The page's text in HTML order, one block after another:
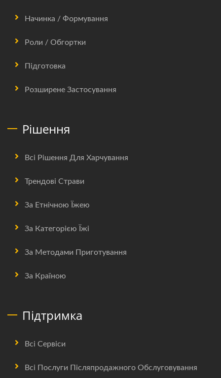
Начинка / Формування
Роли / Обгортки
Підготовка
Розширене Застосування
Рішення
Всі Рішення Для Харчування
Трендові Страви
За Етнічною Їжею
За Категорією Їжі
За Методами Приготування
За Країною
Підтримка
Всі Сервіси
Всі Послуги Післяпродажного Обслуговування